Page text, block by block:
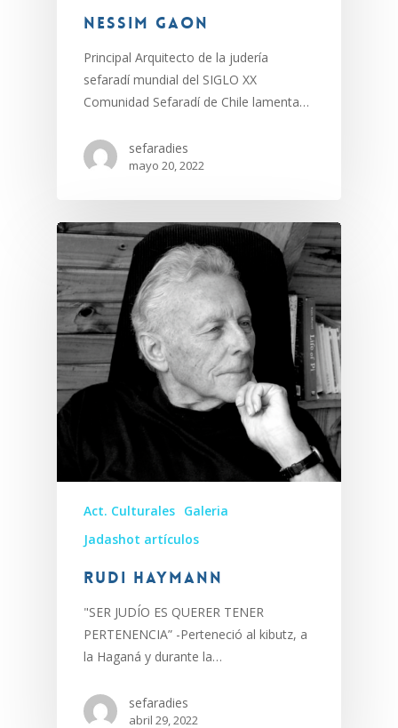
Nessim Gaon
Principal Arquitecto de la judería
sefaradí mundial del SIGLO XX
Comunidad Sefaradí de Chile lamenta…
sefaradies
mayo 20, 2022
Act. Culturales Galeria
Jadashot artículos
RUDI HAYMANN
"SER JUDÍO ES QUERER TENER
PERTENENCIA” -Perteneció al kibutz, a
la Haganá y durante la…
sefaradies
abril 29, 2022